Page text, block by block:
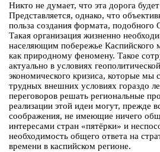
Никто не думает, что эта дорога
Представляется, однако, что
польза создания формата,
Такая организация жизненно
населяющим побережье
как природному феномену. Такое
актуально в условиях
экономического кризиса, которые мы
трудных внешних условиях гораздо
переговоров решать региональные
реализации этой идеи могут, прежде
соображения, не имеющие ничего
интересами стран «пятёрки» и
необходимость общего ответа на
времени в каспийском регионе.